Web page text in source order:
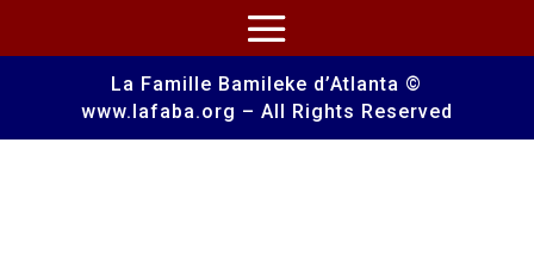
La Famille Bamileke d’Atlanta ©
www.lafaba.org – All Rights Reserved